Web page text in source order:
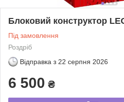
Блоковий конструктор
Під замовлення
Роздріб
Відправка з 22 серпня 2026
6 500 ₴